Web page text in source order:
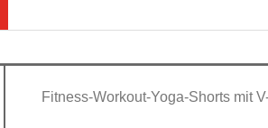
Fitness-Workout-Yoga-Shorts mit